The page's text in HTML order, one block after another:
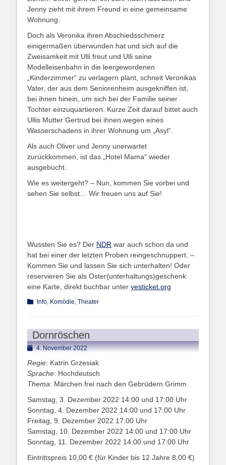
Jenny zieht mit ihrem Freund in eine gemeinsame
Wohnung.
Doch als Veronika ihren Abschiedsschmerz
einigermaßen überwunden hat und sich auf die
Zweisamkeit mit Ulli freut und Ulli seine
Modelleisenbahn in die leergewordenen
„Kinderzimmer“ zu verlagern plant, schneit Veronikas
Vater, der aus dem Seniorenheim ausgekniffen ist,
bei ihnen hinein, um sich bei der Familie seiner
Tochter einzuquartieren. Kurze Zeit darauf bittet auch
Ullis Mutter Gertrud bei ihnen wegen eines
Wasserschadens in ihrer Wohnung um „Asyl“.
Als auch Oliver und Jenny unerwartet
zurückkommen, ist das „Hotel Mama“ wieder
ausgebucht.
Wie es weitergeht? – Nun, kommen Sie vorbei und
sehen Sie selbst… Wir freuen uns auf Sie!
Wussten Sie es? Der NDR war auch schon da und
hat bei einer der letzten Proben reingeschnuppert. –
Kommen Sie und lassen Sie sich unterhalten! Oder
reservieren Sie als Oster(unterhaltungs)geschenk
eine Karte, direkt buchbar unter yesticket.org
Kategorien
Info, Komödie, Theater
Dornröschen
Posted4. November 2022
Regie: Katrin Grzesiak
Sprache: Hochdeutsch
Thema: Märchen frei nach den Gebrüdern Grimm
Samstag, 3. Dezember 2022 14:00 und 17:00 Uhr
Sonntag, 4. Dezember 2022 14:00 und 17:00 Uhr
Freitag, 9. Dezember 2022 17:00 Uhr
Samstag, 10. Dezember 2022 14:00 und 17:00 Uhr
Sonntag, 11. Dezember 2022 14:00 und 17:00 Uhr
Eintrittspreis 10,00 € (für Kinder bis 12 Jahre 8,00 €)